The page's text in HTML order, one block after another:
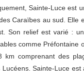
Sainte-Luce est
Caraïbes au sud. Elle
Son relief est varié :
comme Préfontaine
km comprenant des
Lucéens. Sainte-Luce